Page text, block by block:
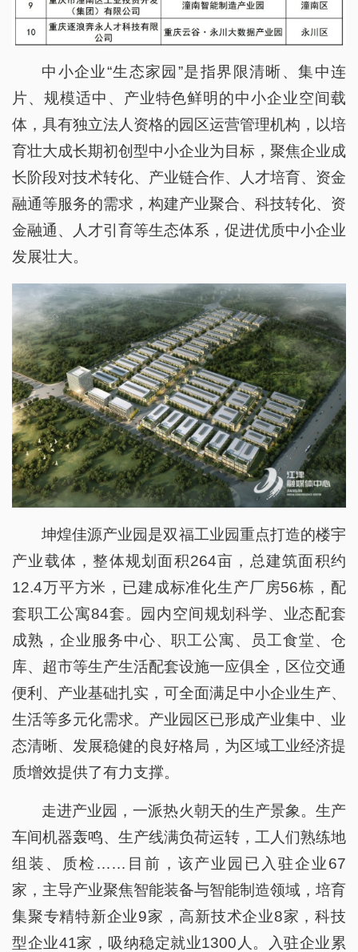
中小企业“生态家园”是指界限清晰、集中连
片、规模适中、产业特色鲜明的中小企业空间载
体，具有独立法人资格的园区运营管理机构，以培
育壮大成长期初创型中小企业为目标，聚焦企业成
长阶段对技术转化、产业链合作、人才培育、资金
融通等服务的需求，构建产业聚合、科技转化、资
金融通、人才引育等生态体系，促进优质中小企业
发展壮大。
坤煌佳源产业园是双福工业园重点打造的楼宇
产业载体，整体规划面积264亩，总建筑面积约
12.4万平方米，已建成标准化生产厂房56栋，配
套职工公寓84套。园内空间规划科学、业态配套
成熟，企业服务中心、职工公寓、员工食堂、仓
库、超市等生产生活配套设施一应俱全，区位交通
便利、产业基础扎实，可全面满足中小企业生产、
生活等多元化需求。产业园区已形成产业集中、业
态清晰、发展稳健的良好格局，为区域工业经济提
质增效提供了有力支撑。
走进产业园，一派热火朝天的生产景象。生产
车间机器轰鸣、生产线满负荷运转，工人们熟练地
组装、质检……目前，该产业园已入驻企业67
家，主导产业聚焦智能装备与智能制造领域，培育
集聚专精特新企业9家，高新技术企业8家，科技
型企业41家，吸纳稳定就业1300人。入驻企业累